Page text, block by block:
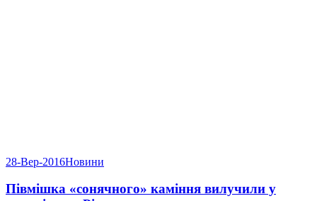
28-Вер-2016Новини
Півмішка «сонячного» каміння вилучили у